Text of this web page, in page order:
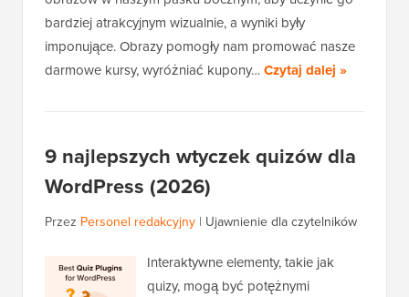
bardziej atrakcyjnym wizualnie, a wyniki były
imponujące. Obrazy pomogły nam promować nasze
darmowe kursy, wyróżniać kupony…Czytaj dalej »
9 najlepszych wtyczek quizów dla
WordPress (2026)
Przez Personel redakcyjny | Ujawnienie dla czytelników
Interaktywne elementy, takie jak
quizy, mogą być potężnymi